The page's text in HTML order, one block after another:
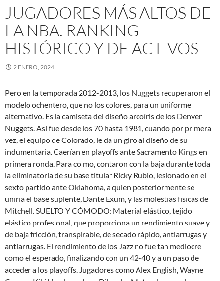
JUGADORES MÁS ALTOS DE
LA NBA. RANKING
HISTÓRICO Y DE ACTIVOS
2 ENERO, 2024
Pero en la temporada 2012-2013, los Nuggets recuperaron el
modelo ochentero, que no los colores, para un uniforme
alternativo. Es la camiseta del diseño arcoíris de los Denver
Nuggets. Así fue desde los 70 hasta 1981, cuando por primera
vez, el equipo de Colorado, le da un giro al diseño de su
indumentaria. Caerían en playoffs ante Sacramento Kings en
primera ronda. Para colmo, contaron con la baja durante toda
la eliminatoria de su base titular Ricky Rubio, lesionado en el
sexto partido ante Oklahoma, a quien posteriormente se
uniría el base suplente, Dante Exum, y las molestias físicas de
Mitchell. SUELTO Y CÓMODO: Material elástico, tejido
elástico profesional, que proporciona un rendimiento suave y
de baja fricción, transpirable, de secado rápido, antiarrugas y
antiarrugas. El rendimiento de los Jazz no fue tan mediocre
como el esperado, finalizando con un 42-40 y a un paso de
acceder a los playoffs. Jugadores como Alex English, Wayne